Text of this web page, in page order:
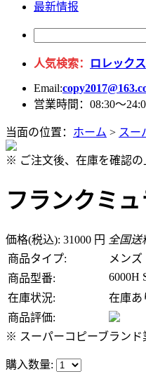
最新情报
人気検索： ロレック
Email:
営業時間：08:30～
当面の位置： ホーム > スー
※ ご注文後、在庫を確認の
フランクミ
価格(税込): 31000 円 全国送
商品タイプ:
メンズ
商品型番:
6000H
在庫状況:
在庫あ
商品評価:
※ スーパーコピーブランド
購入数量: